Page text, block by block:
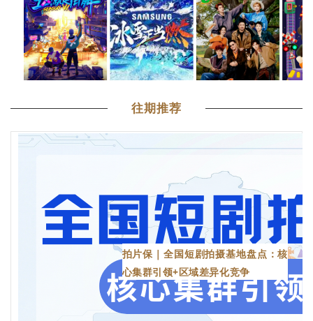
往期推荐
拍片保｜全国短剧拍摄基地盘点：核
心集群引领+区域差异化竞争